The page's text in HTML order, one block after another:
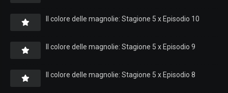
Il colore delle magnolie: Stagione 5 x Episodio 10
Il colore delle magnolie: Stagione 5 x Episodio 9
Il colore delle magnolie: Stagione 5 x Episodio 8